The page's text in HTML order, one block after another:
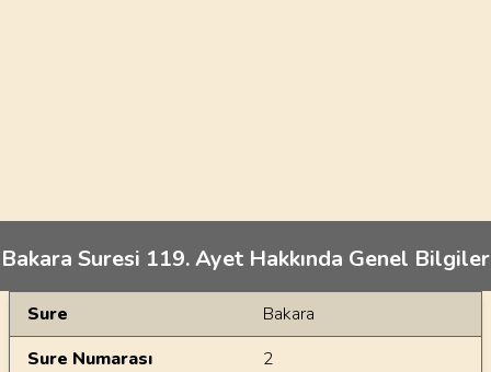
Bakara Suresi 119. Ayet Hakkında Genel Bilgiler
Genel Bilgiler
Sure
Bakara
Sure Numarası
2